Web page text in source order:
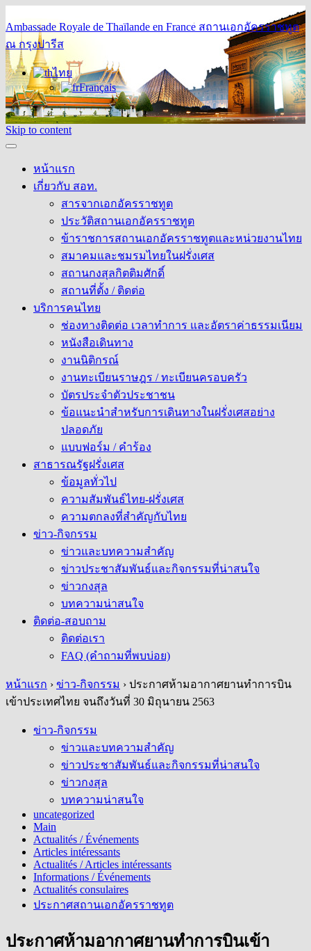
Ambassade Royale de Thaïlande en France สถานเอกอัครราชทูต
ณ กรุงปารีส
ไทย
Français
Skip to content
หน้าแรก
เกี่ยวกับ สอท.
สารจากเอกอัครราชทูต
ประวัติสถานเอกอัครราชทูต
ข้าราชการสถานเอกอัครราชทูตและหน่วยงานไทย
สมาคมและชมรมไทยในฝรั่งเศส
สถานกงสุลกิตติมศักดิ์
สถานที่ตั้ง / ติดต่อ
บริการคนไทย
ช่องทางติดต่อ เวลาทำการ และอัตราค่าธรรมเนียม
หนังสือเดินทาง
งานนิติกรณ์
งานทะเบียนราษฎร / ทะเบียนครอบครัว
บัตรประจำตัวประชาชน
ข้อแนะนำสำหรับการเดินทางในฝรั่งเศสอย่าง
ปลอดภัย
แบบฟอร์ม / คำร้อง
สาธารณรัฐฝรั่งเศส
ข้อมูลทั่วไป
ความสัมพันธ์ไทย-ฝรั่งเศส
ความตกลงที่สำคัญกับไทย
ข่าว-กิจกรรม
ข่าวและบทความสำคัญ
ข่าวประชาสัมพันธ์และกิจกรรมที่น่าสนใจ
ข่าวกงสุล
บทความน่าสนใจ
ติดต่อ-สอบถาม
ติดต่อเรา
FAQ (คำถามที่พบบ่อย)
หน้าแรก › ข่าว-กิจกรรม › ประกาศห้ามอากาศยานทำการบิน
เข้าประเทศไทย จนถึงวันที่ 30 มิถุนายน 2563
ข่าว-กิจกรรม
ข่าวและบทความสำคัญ
ข่าวประชาสัมพันธ์และกิจกรรมที่น่าสนใจ
ข่าวกงสุล
บทความน่าสนใจ
uncategorized
Main
Actualités / Événements
Articles intéressants
Actualités / Articles intéressants
Informations / Événements
Actualités consulaires
ประกาศสถานเอกอัครราชทูต
ประกาศห้ามอากาศยานทำการบินเข้า